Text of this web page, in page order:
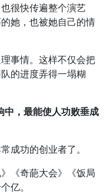
很快传遍整个演艺
她，也被她自己的情
事情。这样不仅会把
的进度弄得一塌糊
中，最能使人功败垂成
成功的创业者了。
《奇葩大会》《饭局
亿。